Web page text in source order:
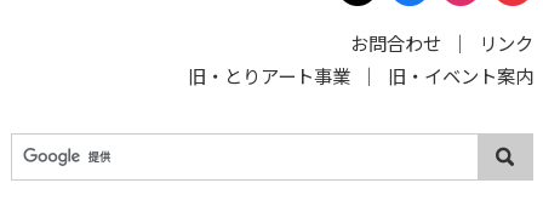
お問合わせ
リンク
旧・とりアート事業
旧・イベント案内